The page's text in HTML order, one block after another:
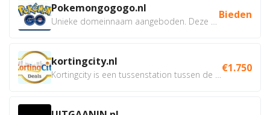
Pokemongogogo.nl Bieden
kortingcity.nl €1.750